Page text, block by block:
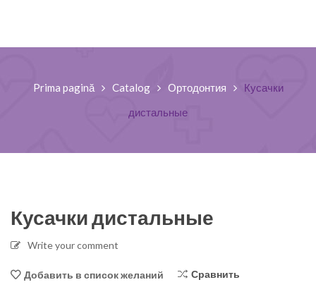
Prima pagină Catalog Ортодонтия
Кусачки
дистальные
Кусачки дистальные
Write your comment
Добавить в список желаний Сравнить